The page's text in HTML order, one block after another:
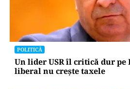
POLITICĂ
Un lider USR îl critică dur
liberal nu crește taxele